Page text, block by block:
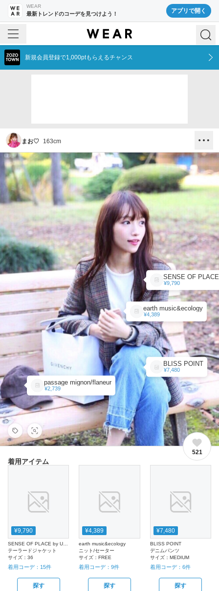
WEAR
最新トレンドのコーデを見つけよう！ アプリで開く
新規会員登録で1,000ptもらえるチャンス
まお♡ 163cm
¥9,790
earth music&ecology
¥4,389
BLISS POINT
¥7,480
passage mignon/flaneur
¥2,739
521
着用アイテム
¥9,790
テーラードジャケット
サイズ： 36
着用コーデ： 15件
探す
¥4,389
earth music&ecology
ニット/セーター
サイズ：FREE
着用コーデ：9件
探す
¥7,480
BLISS POINT
デニムパンツ
サイズ： MEDIUM
着用コーデ： 6件
探す